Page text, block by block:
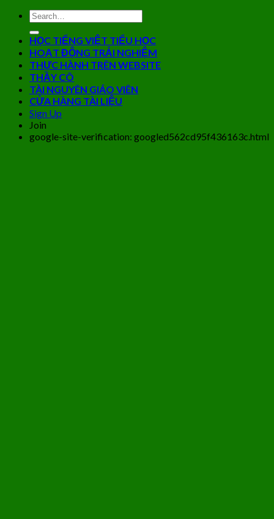
HỌC TIẾNG VIỆT TIỂU HỌC
HOẠT ĐỘNG TRẢI NGHIỆM
THỰC HÀNH TRÊN WEBSITE
THẦY CÔ
TÀI NGUYÊN GIÁO VIÊN
CỬA HÀNG TÀI LIỆU
Sign Up
Join
google-site-verification: googled562cd95f436163c.html